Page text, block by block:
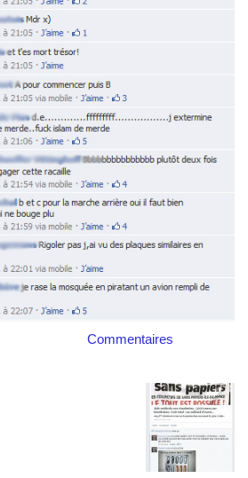
Commentaires